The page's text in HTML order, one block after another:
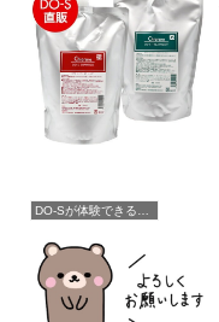
DO-Sが体験できるサロン